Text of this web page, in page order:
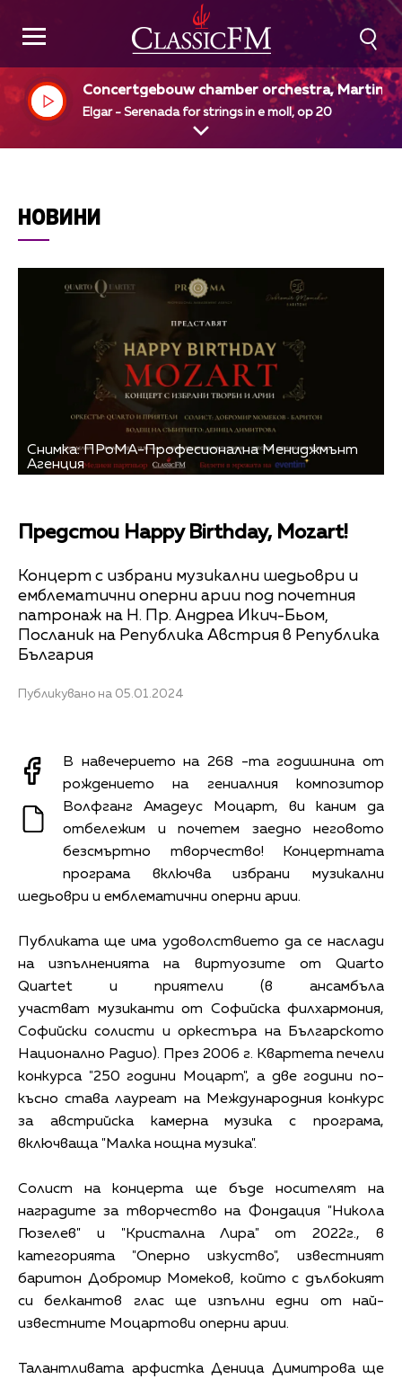
Concertgebouw chamber orchestra, Martin
nteleev, dir
Elgar - Serenada for strings in e moll, op 20
НОВИНИ
Снимка: ПРоМА-Професионална Мениджмънт
Агенция
Предстои Happy Birthday, Mozart!
Концерт с избрани музикални шедьоври и
емблематични оперни арии под почетния
патронаж на Н. Пр. Андреа Икич-Бьом,
Посланик на Република Австрия в Република
България
Публикувано на 05.01.2024
В навечерието на 268 -та годишнина от
рождението на гениалния композитор
Волфганг Амадеус Моцарт, ви каним да
отбележим и почетем заедно неговото
безсмъртно творчество! Концертната
програма включва избрани музикални
шедьоври и емблематични оперни арии.
Публиката ще има удоволствието да се наслади
на изпълненията на виртуозите от Quarto
Quartet и приятели (в ансамбъла
участват музиканти от Софийска филхармония,
Софийски солисти и оркестъра на Българското
Национално Радио). През 2006 г. Квартета печели
конкурса "250 години Моцарт", а две години по-
късно става лауреат на Международния конкурс
за австрийска камерна музика с програма,
включваща "Малка нощна музика".
Солист на концерта ще бъде носителят на
наградите за творчество на Фондация "Никола
Гюзелев" и "Кристална Лира" от 2022г., в
категорията "Оперно изкуство", известният
баритон Добромир Момеков, който с дълбокият
си белкантов глас ще изпълни едни от най-
известните Моцартови оперни арии.
Талантливата арфистка Деница Димитрова ще